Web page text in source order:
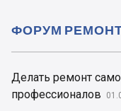
Делать ремонт
профессионалов
ФОРУМ